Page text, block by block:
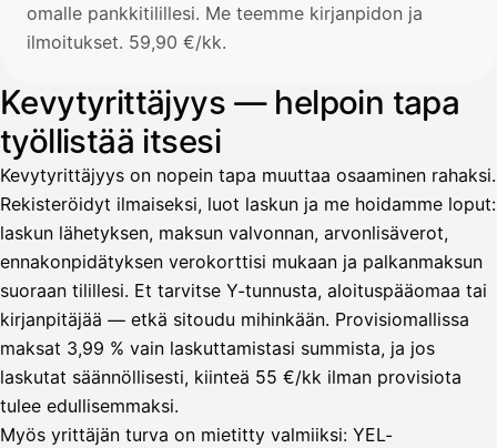
omalle pankkitilillesi. Me teemme kirjanpidon ja
ilmoitukset. 59,90 €/kk.
Kevytyrittäjyys — helpoin tapa
työllistää itsesi
Kevytyrittäjyys on nopein tapa muuttaa osaaminen rahaksi.
Rekisteröidyt ilmaiseksi, luot laskun ja me hoidamme loput:
laskun lähetyksen, maksun valvonnan, arvonlisäverot,
ennakonpidätyksen verokorttisi mukaan ja palkanmaksun
suoraan tilillesi. Et tarvitse Y-tunnusta, aloituspääomaa tai
kirjanpitäjää — etkä sitoudu mihinkään. Provisiomallissa
maksat 3,99 % vain laskuttamistasi summista, ja jos
laskutat säännöllisesti, kiinteä 55 €/kk ilman provisiota
tulee edullisemmaksi.
Myös yrittäjän turva on mietitty valmiiksi: YEL-